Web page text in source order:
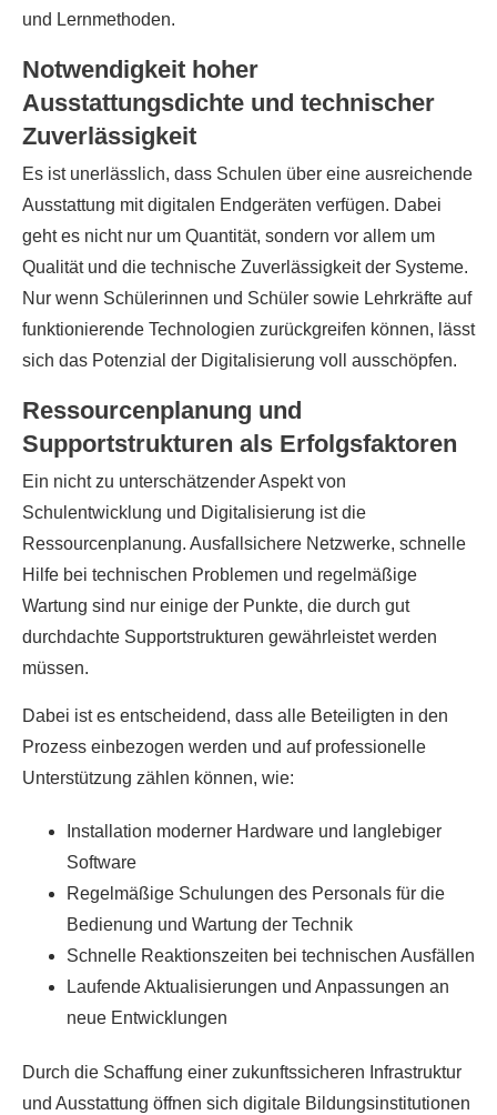
und Lernmethoden.
Notwendigkeit hoher
Ausstattungsdichte und technischer
Zuverlässigkeit
Es ist unerlässlich, dass Schulen über eine ausreichende
Ausstattung mit digitalen Endgeräten verfügen. Dabei
geht es nicht nur um Quantität, sondern vor allem um
Qualität und die technische Zuverlässigkeit der Systeme.
Nur wenn Schülerinnen und Schüler sowie Lehrkräfte auf
funktionierende Technologien zurückgreifen können, lässt
sich das Potenzial der Digitalisierung voll ausschöpfen.
Ressourcenplanung und
Supportstrukturen als Erfolgsfaktoren
Ein nicht zu unterschätzender Aspekt von
Schulentwicklung und Digitalisierung ist die
Ressourcenplanung. Ausfallsichere Netzwerke, schnelle
Hilfe bei technischen Problemen und regelmäßige
Wartung sind nur einige der Punkte, die durch gut
durchdachte Supportstrukturen gewährleistet werden
müssen.
Dabei ist es entscheidend, dass alle Beteiligten in den
Prozess einbezogen werden und auf professionelle
Unterstützung zählen können, wie:
Installation moderner Hardware und langlebiger
Software
Regelmäßige Schulungen des Personals für die
Bedienung und Wartung der Technik
Schnelle Reaktionszeiten bei technischen Ausfällen
Laufende Aktualisierungen und Anpassungen an
neue Entwicklungen
Durch die Schaffung einer zukunftssicheren Infrastruktur
und Ausstattung öffnen sich digitale Bildungsinstitutionen